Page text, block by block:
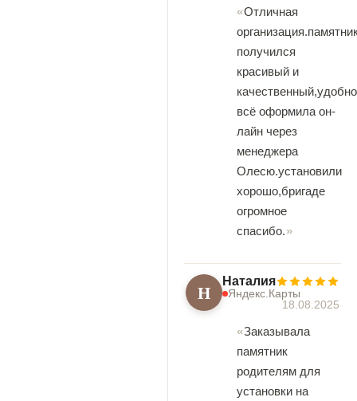
Отличная
получился
красивый и
качественный,удобно
всё оформила он-
лайн через
менеджера
Олесю.установили
хорошо,бригаде
огромное
спасибо.
Н Наталия
Яндекс.Карты
18.08.2025
Заказывала
памятник
родителям для
установки на